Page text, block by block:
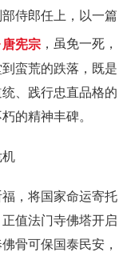
侍郎任上，以一篇
唐宪宗 ，虽免一死，
蛮荒的跌落，既是
、践行忠直品格的
的精神丰碑。
机
，将国家命运寄托
值法门寺佛塔开启
骨可保国泰民安，